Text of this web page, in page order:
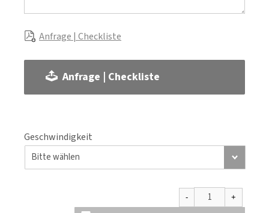
Anfrage | Checkliste
Anfrage | Checkliste
Geschwindigkeit